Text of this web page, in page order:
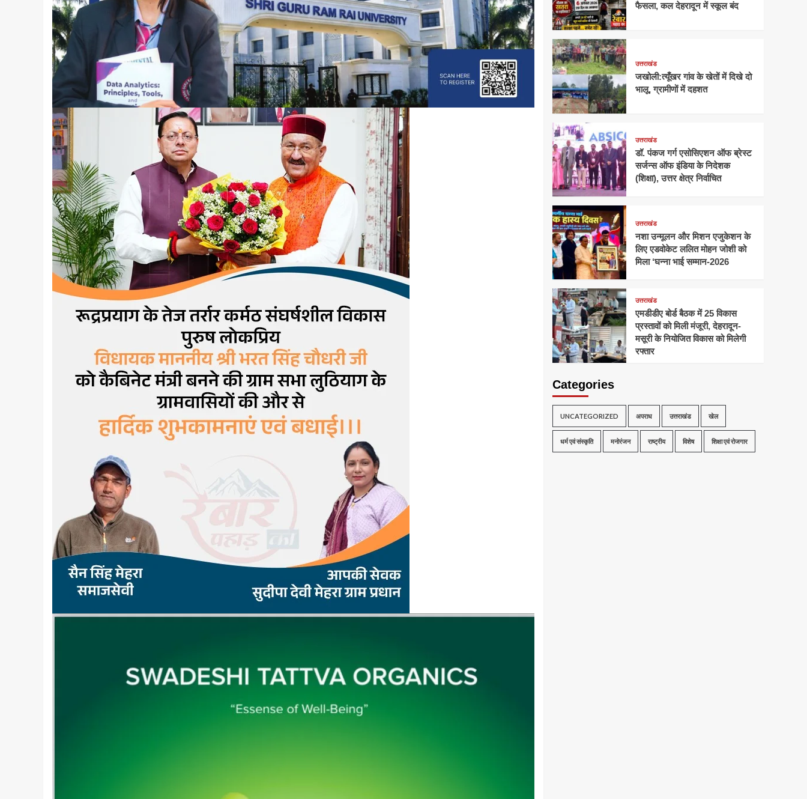
फैसला, कल देहरादून में स्कूल बंद
उत्तराखंड
जखोली:त्यूँखर गांव के खेतों में दिखे दो
भालू, ग्रामीणों में दहशत
उत्तराखंड
डॉ. पंकज गर्ग एसोसिएशन ऑफ ब्रेस्ट
सर्जन्स ऑफ इंडिया के निदेशक
(शिक्षा), उत्तर क्षेत्र निर्वाचित
उत्तराखंड
नशा उन्मूलन और मिशन एजुकेशन के
लिए एडवोकेट ललित मोहन जोशी को
मिला ‘घन्ना भाई सम्मान-2026
उत्तराखंड
एमडीडीए बोर्ड बैठक में 25 विकास
प्रस्तावों को मिली मंजूरी, देहरादून-
मसूरी के नियोजित विकास को मिलेगी
रफ्तार
Categories
UNCATEGORIZED अपराध उत्तराखंड खेल
धर्म एवं संस्कृति मनोरंजन राष्ट्रीय विशेष शिक्षा एवं रोजगार